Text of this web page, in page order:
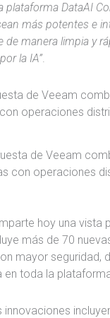
plataforma DataAI
más potentes e
de manera limpia y
la IA”.
de Veeam
con operaciones
hoy una vista
más de 70
mayor seguridad,
en toda la
innovaciones